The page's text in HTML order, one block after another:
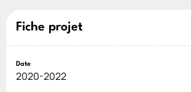
Fiche projet
Date
2020-2022